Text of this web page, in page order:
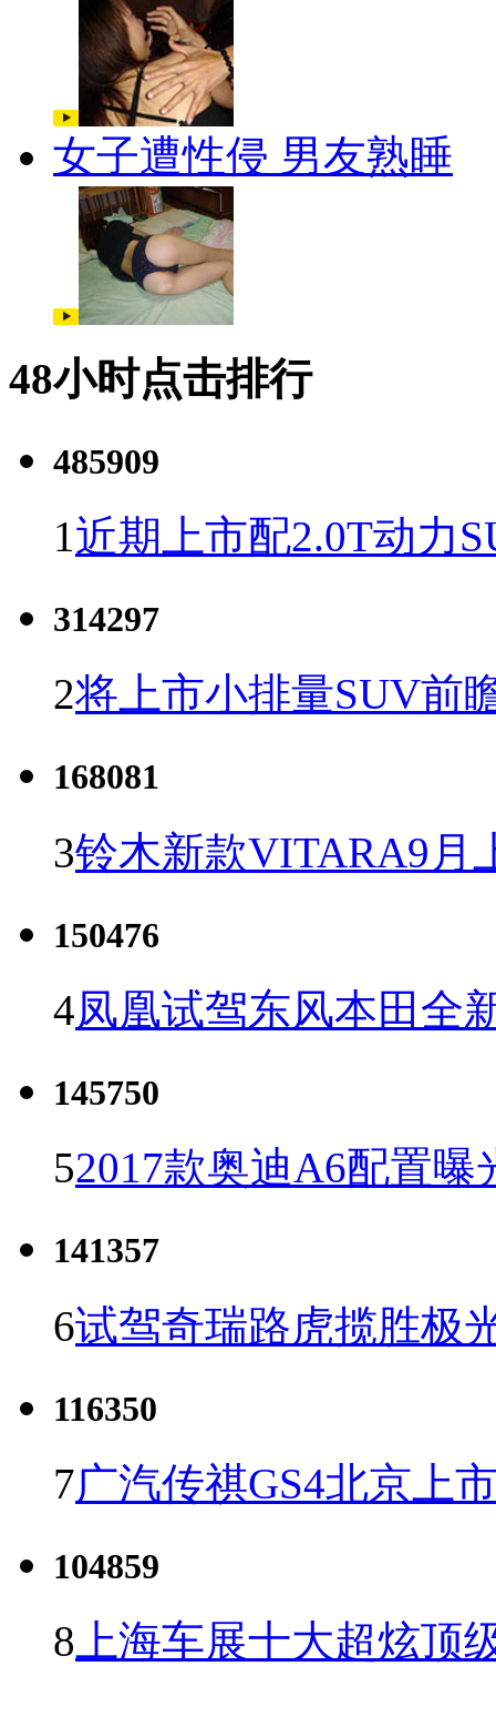
女子遭性侵 男友熟睡
48小时点击排行
485909
1近期上市配2.0T动力
314297
2将上市小排量SUV前
168081
3铃木新款VITARA9月
150476
4凤凰试驾东风本田全
145750
52017款奥迪A6配置曝
141357
6试驾奇瑞路虎揽胜极
116350
7广汽传祺GS4北京上
104859
8 上海车展十大超炫顶